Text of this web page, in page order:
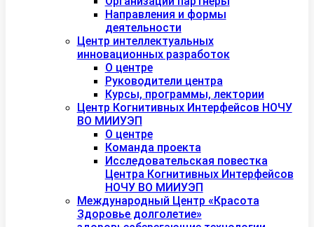
Направления и формы
деятельности
Центр интеллектуальных
инновационных разработок
О центре
Руководители центра
Курсы, программы, лектории
Центр Когнитивных Интерфейсов НОЧУ
ВО МИИУЭП
О центре
Команда проекта
Исследовательская повестка
Центра Когнитивных Интерфейсов
НОЧУ ВО МИИУЭП
Международный Центр «Красота
Здоровье долголетие»